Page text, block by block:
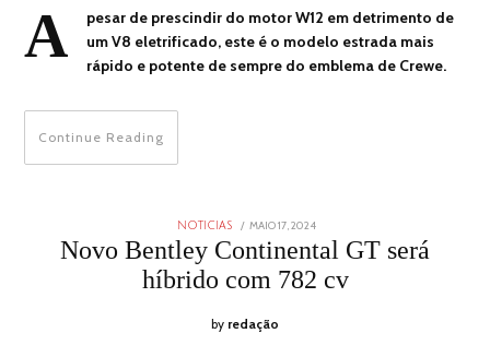
A
pesar de prescindir do motor W12 em detrimento de
um V8 eletrificado, este é o modelo estrada mais
rápido e potente de sempre do emblema de Crewe.
Continue Reading
NOTICIAS
POSTED
ON
MAIO 17, 2024MAIO
17,
2024
Novo Bentley Continental GT será
híbrido com 782 cv
by redação